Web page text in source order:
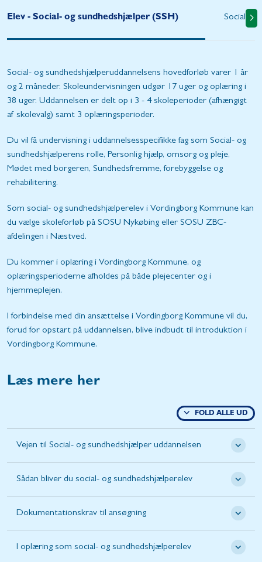
Elev - Social- og sundhedshjælper (SSH) Social-
Social- og sundhedshjælperuddannelsens hovedforløb varer 1 år
og 2 måneder. Skoleundervisningen udgør 17 uger og oplæring i
38 uger. Uddannelsen er delt op i 3 - 4 skoleperioder (afhængigt
af skolevalg) samt 3 oplæringsperioder.
Du vil få undervisning i uddannelsesspecifikke fag som Social- og
sundhedshjælperens rolle, Personlig hjælp, omsorg og pleje,
Mødet med borgeren, Sundhedsfremme, forebyggelse og
rehabilitering.
Som social- og sundhedshjælperelev i Vordingborg Kommune kan
du vælge skoleforløb på SOSU Nykøbing eller SOSU ZBC-
afdelingen i Næstved.
Du kommer i oplæring i Vordingborg Kommune, og
oplæringsperioderne afholdes på både plejecenter og i
hjemmeplejen.
I forbindelse med din ansættelse i Vordingborg Kommune vil du,
forud for opstart på uddannelsen, blive indbudt til introduktion i
Vordingborg Kommune.
Læs mere her
FOLD ALLE UD
Vejen til Social- og sundhedshjælper uddannelsen
Sådan bliver du social- og sundhedshjælperelev
Dokumentationskrav til ansøgning
I oplæring som social- og sundhedshjælperelev